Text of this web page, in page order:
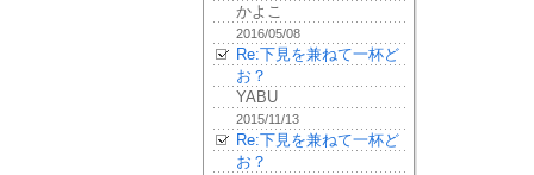
かよこ
2016/05/08
Re:下見を兼ねて一杯ど
お？
YABU
2015/11/13
Re:下見を兼ねて一杯ど
お？